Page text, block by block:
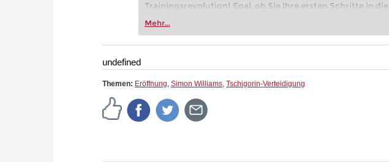
Trainingsrevolution! Egal, ob Sie Ihre ersten Schritte in
Vereinsschachs machen oder bereits auf Turnierniveau
zuvor.
Mehr...
undefined
Themen: Eröffnung, Simon Williams, Tschigorin-Verteidigung